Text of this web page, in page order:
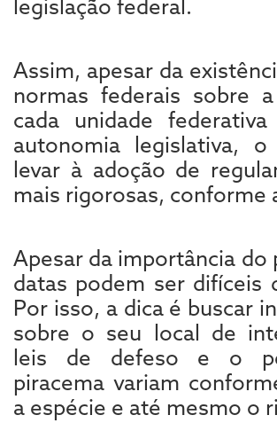
legislação federal.
Assim, apesar da
normas federais sobre
cada unidade
autonomia legislativa,
levar à adoção de
mais rigorosas, conforme
Apesar da importância do
datas podem ser difíceis
Por isso, a dica é buscar
sobre o seu local de
leis de defeso e o
piracema variam
a espécie e até mesmo o